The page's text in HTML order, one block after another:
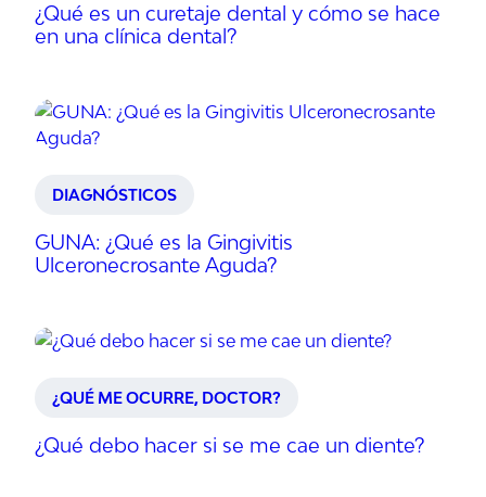
¿Qué es un curetaje dental y cómo se hace
en una clínica dental?
DIAGNÓSTICOS
GUNA: ¿Qué es la Gingivitis
Ulceronecrosante Aguda?
¿QUÉ ME OCURRE, DOCTOR?
¿Qué debo hacer si se me cae un diente?